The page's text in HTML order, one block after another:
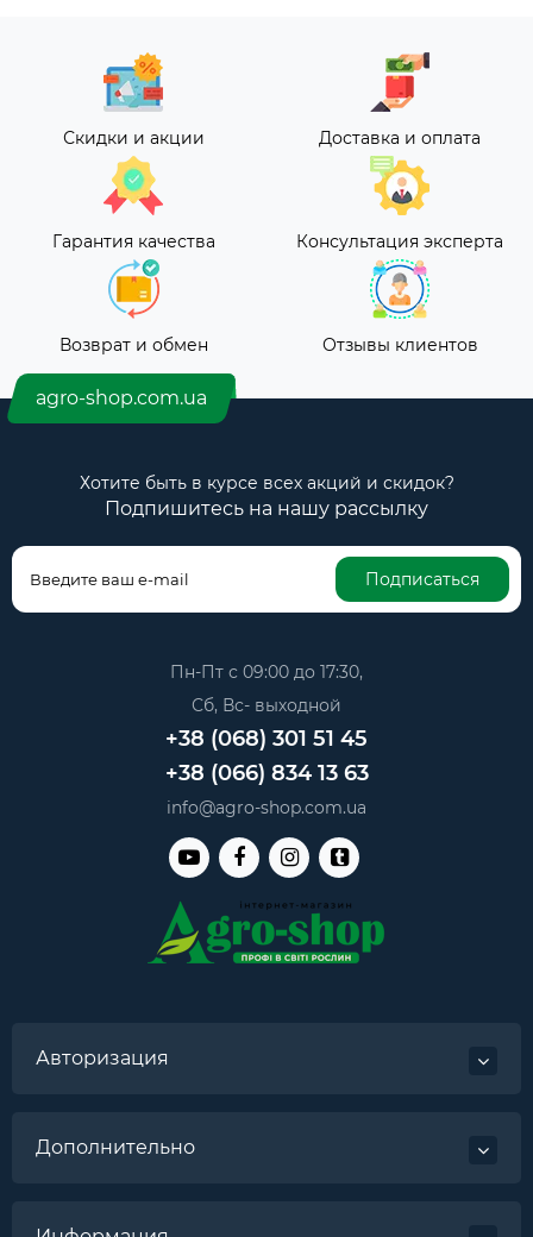
Скидки и акции Доставка и оплата
Гарантия качества Консультация эксперта
Возврат и обмен Отзывы клиентов
agro-shop.com.ua
Хотите быть в курсе всех акций и скидок?
Подпишитесь на нашу рассылку
Подписаться
Пн-Пт с 09:00 до 17:30,
Сб, Вс- выходной
+38 (068) 301 51 45
+38 (066) 834 13 63
info@agro-shop.com.ua
Авторизация
Дополнительно